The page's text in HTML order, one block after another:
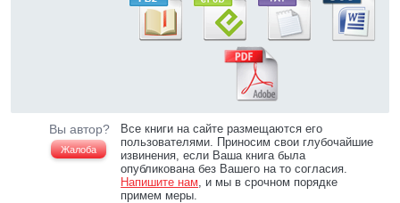
Вы автор?
Жалоба
Все книги на сайте размещаются его
пользователями. Приносим свои глубочайшие
извинения, если Ваша книга была
опубликована без Вашего на то согласия.
Напишите нам, и мы в срочном порядке
примем меры.